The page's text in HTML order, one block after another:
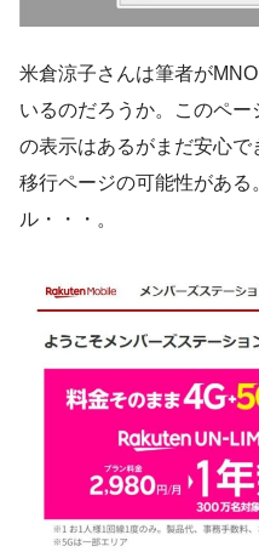
米倉涼子さんは筆者が
いるのだろうか。このペ
の表示はあるがまだ安心
移行ページの可能性があ
ル・・・。